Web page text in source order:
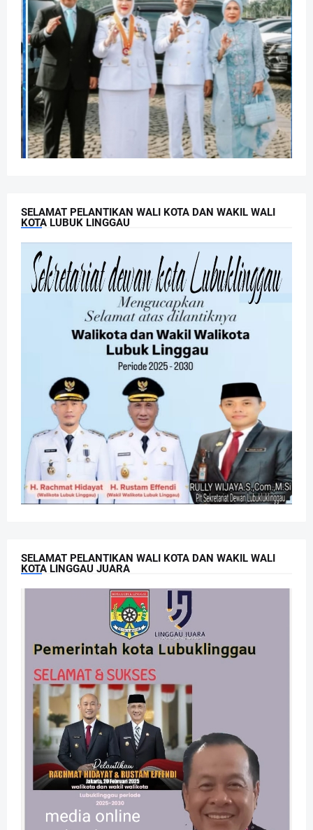
SELAMAT PELANTIKAN WALI KOTA DAN WAKIL WALI
KOTA LUBUK LINGGAU
SELAMAT PELANTIKAN WALI KOTA DAN WAKIL WALI
KOTA LINGGAU JUARA